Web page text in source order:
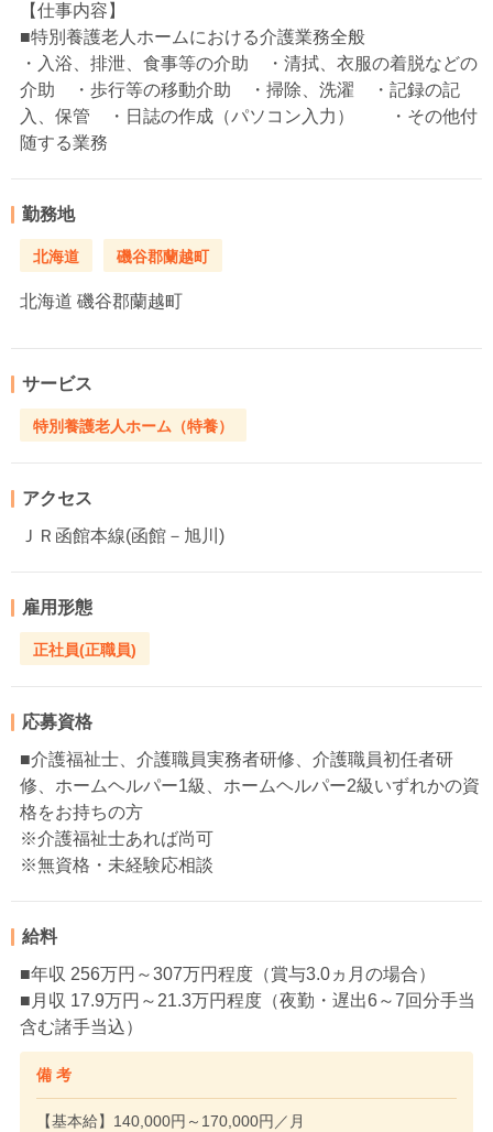
【仕事内容】
■特別養護老人ホームにおける介護業務全般
・入浴、排泄、食事等の介助 ・清拭、衣服の着脱などの
介助 ・歩行等の移動介助 ・掃除、洗濯 ・記録の記
入、保管 ・日誌の作成（パソコン入力） ・その他付
随する業務
勤務地
北海道 磯谷郡蘭越町
北海道 磯谷郡蘭越町
サービス
特別養護老人ホーム（特養）
アクセス
ＪＲ函館本線(函館－旭川)
雇用形態
正社員(正職員)
応募資格
■介護福祉士、介護職員実務者研修、介護職員初任者研
修、ホームヘルパー1級、ホームヘルパー2級いずれかの資
格をお持ちの方
※介護福祉士あれば尚可
※無資格・未経験応相談
給料
■年収 256万円～307万円程度（賞与3.0ヵ月の場合）
■月収 17.9万円～21.3万円程度（夜勤・遅出6～7回分手当
含む諸手当込）
備 考
【基本給】140,000円～170,000円／月